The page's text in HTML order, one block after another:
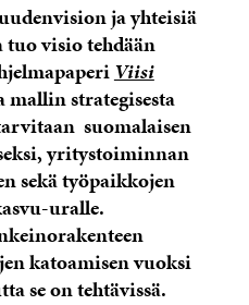
ja yhteisiä
visio tehdään
Viisi
mallin strategisesta
suomalaisen
yritystoiminnan
sekä työpaikkojen
uralle.
katoamisen vuoksi
se on tehtävissä.